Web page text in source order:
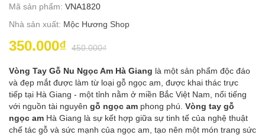
Mã sản phẩm: VNA1820
Nhà sản xuất: Mộc Hương Shop
350.000₫ 450.000₫
Vòng Tay Gỗ Nu Ngọc Am Hà Giang là một sản phẩm độc đáo
và đẹp mắt được làm từ loại gỗ ngọc am, được khai thác trực
tiếp tại Hà Giang - một tỉnh nằm ở miền Bắc Việt Nam, nổi tiếng
với nguồn tài nguyên gỗ ngọc am phong phú. Vòng tay gỗ
ngọc am Hà Giang là sự kết hợp giữa sự tinh tế của nghệ thuật
chế tác gỗ và sức mạnh của ngọc am, tạo nên một món trang sức